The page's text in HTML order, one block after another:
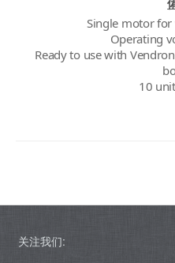
Single motor
Operating
Ready to use with
10
关注我们: